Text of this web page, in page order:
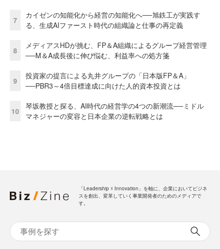
7
カイゼンの知能化から経営の知能化へ──旭鉄工が実践す
る、生成AIファースト時代の組織論と仕事の再定義
8
メディアスHDが挑む、FP＆A組織によるグループ経営管理
──M＆A成長後に伸び悩む、利益率への処方箋
9
投資家の提言による丸井グループの「日本版FP＆A」
──PBR3～4倍目標達成に向けた人的資本投資とは
10
琴坂教授と探る、AI時代の経営学の4つの新潮流──ミドル
マネジャーの変容と日本企業の逆転戦略とは
「Leadership ☓ Innovation」を軸に、企業においてビジネ
スを創出、変革していく事業開発者のためのメディアで
す。